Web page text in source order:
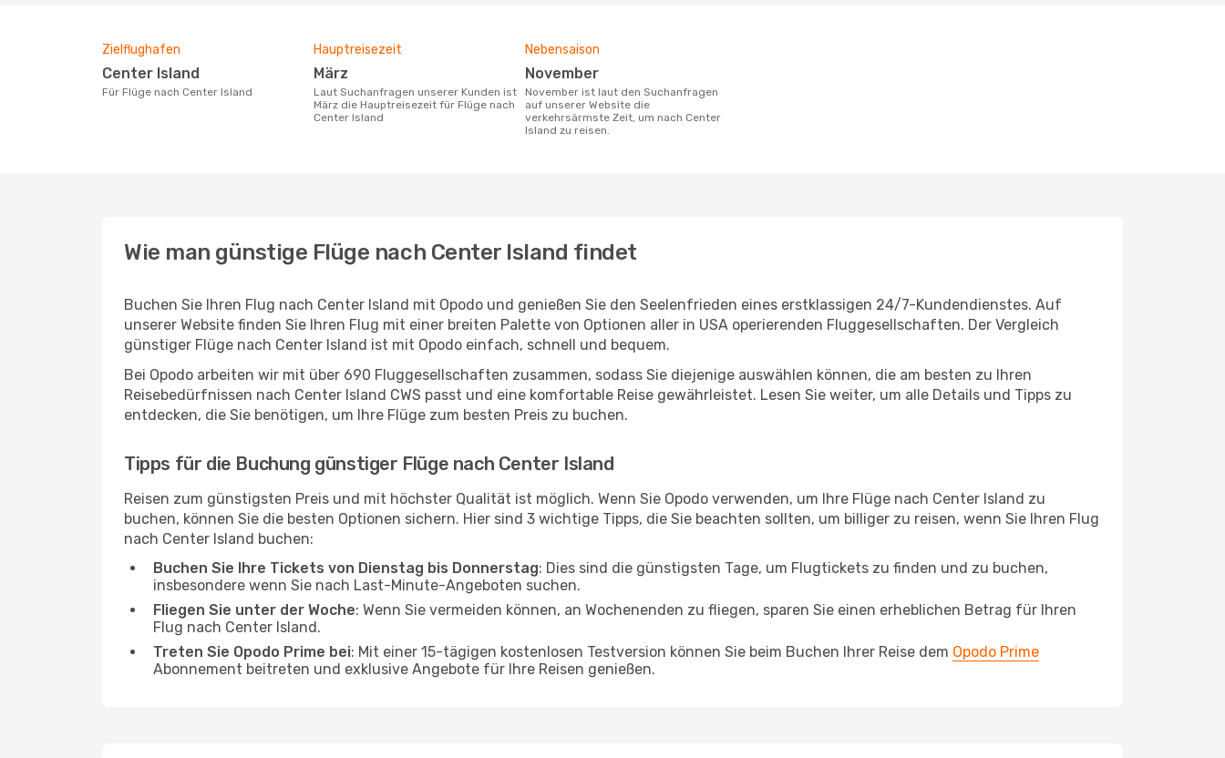
Zielflughafen
Center Island
Für Flüge nach Center Island
Hauptreisezeit
März
Laut Suchanfragen unserer Kunden ist
März die Hauptreisezeit für Flüge nach
Center Island
Nebensaison
November
November ist laut den Suchanfragen
auf unserer Website die
verkehrsärmste Zeit, um nach Center
Island zu reisen.
Wie man günstige Flüge nach Center Island findet
Buchen Sie Ihren Flug nach Center Island mit Opodo und genießen Sie den Seelenfrieden eines erstklassigen 24/7-Kundendienstes. Auf
unserer Website finden Sie Ihren Flug mit einer breiten Palette von Optionen aller in USA operierenden Fluggesellschaften. Der Vergleich
günstiger Flüge nach Center Island ist mit Opodo einfach, schnell und bequem.
Bei Opodo arbeiten wir mit über 690 Fluggesellschaften zusammen, sodass Sie diejenige auswählen können, die am besten zu Ihren
Reisebedürfnissen nach Center Island CWS passt und eine komfortable Reise gewährleistet. Lesen Sie weiter, um alle Details und Tipps zu
entdecken, die Sie benötigen, um Ihre Flüge zum besten Preis zu buchen.
Tipps für die Buchung günstiger Flüge nach Center Island
Reisen zum günstigsten Preis und mit höchster Qualität ist möglich. Wenn Sie Opodo verwenden, um Ihre Flüge nach Center Island zu
buchen, können Sie die besten Optionen sichern. Hier sind 3 wichtige Tipps, die Sie beachten sollten, um billiger zu reisen, wenn Sie Ihren Flug
nach Center Island buchen:
Buchen Sie Ihre Tickets von Dienstag bis Donnerstag: Dies sind die günstigsten Tage, um Flugtickets zu finden und zu buchen,
insbesondere wenn Sie nach Last-Minute-Angeboten suchen.
Fliegen Sie unter der Woche: Wenn Sie vermeiden können, an Wochenenden zu fliegen, sparen Sie einen erheblichen Betrag für Ihren
Flug nach Center Island.
Treten Sie Opodo Prime bei: Mit einer 15-tägigen kostenlosen Testversion können Sie beim Buchen Ihrer Reise dem Opodo Prime
Abonnement beitreten und exklusive Angebote für Ihre Reisen genießen.